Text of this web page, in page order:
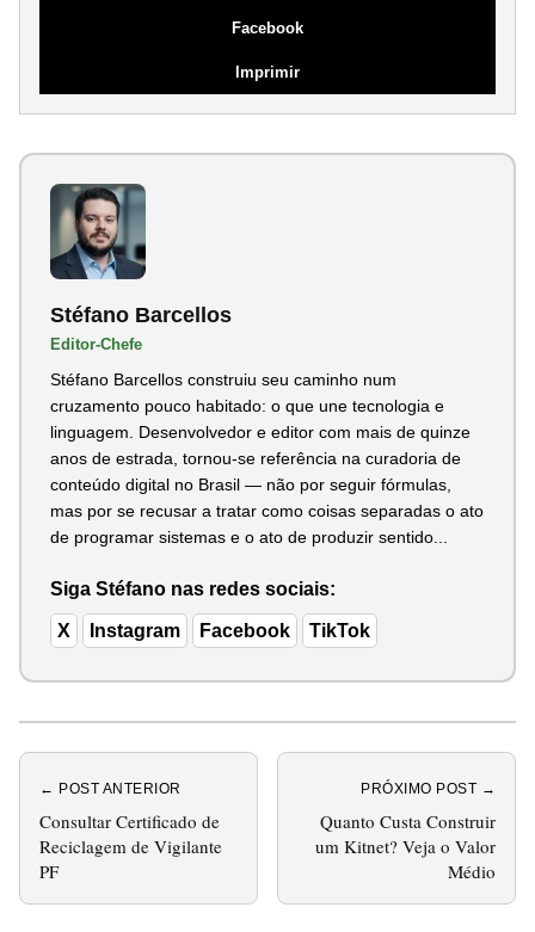
Facebook
Imprimir
Stéfano Barcellos
Editor-Chefe
Stéfano Barcellos construiu seu caminho num
cruzamento pouco habitado: o que une tecnologia e
linguagem. Desenvolvedor e editor com mais de quinze
anos de estrada, tornou-se referência na curadoria de
conteúdo digital no Brasil — não por seguir fórmulas,
mas por se recusar a tratar como coisas separadas o ato
de programar sistemas e o ato de produzir sentido...
Siga Stéfano nas redes sociais:
X Instagram Facebook TikTok
← POST ANTERIOR
Consultar Certificado de
Reciclagem de Vigilante
PF
PRÓXIMO POST →
Quanto Custa Construir
um Kitnet? Veja o Valor
Médio